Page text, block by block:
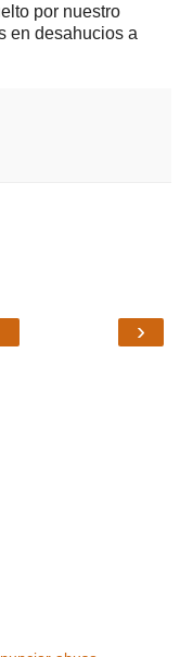
por nuestro
en desahucios a
›